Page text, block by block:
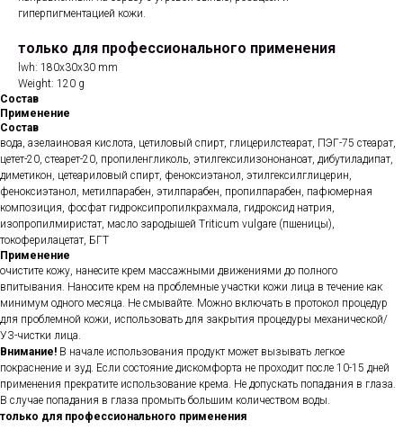
гиперпигментацией кожи.
только для профессионального применения
lwh: 180x30x30 mm
Weight: 120 g
Состав
Применение
Состав
вода, азелаиновая кислота, цетиловый спирт, глицерилстеарат, ПЭГ-75 стеарат,
цетет-20, стеарет-20, пропиленгликоль, этилгексилизононаноат, дибутиладипат,
диметикон, цетеариловый спирт, феноксиэтанол, этилгексилглицерин,
феноксиэтанол, метилпарабен, этилпарабен, пропилпарабен, пафюмерная
композиция, фосфат гидроксипропилкрахмала, гидроксид натрия,
изопропилмиристат, масло зародышей Triticum vulgare (пшеницы),
токоферилацетат, БГТ
Применение
очистите кожу, нанесите крем массажными движениями до полного
впитывания. Наносите крем на проблемные участки кожи лица в течение как
минимум одного месяца. Не смывайте. Можно включать в протокол процедур
для проблемной кожи, использовать для закрытия процедуры механической/
УЗ-чистки лица.
Внимание! В начале использования продукт может вызывать легкое
покраснение и зуд. Если состояние дискомфорта не проходит после 10-15 дней
применения прекратите использование крема. Не допускать попадания в глаза.
В случае попадания в глаза промыть большим количеством воды.
только для профессионального применения